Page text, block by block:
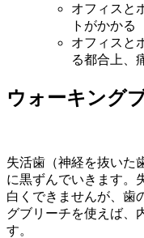
オフィスと
トがかかる
オフィスと
る都合上、
ウォーキング
失活歯（神経を抜いた
に黒ずんでいきます。
白くできませんが、歯
グブリーチを使えば、
す。